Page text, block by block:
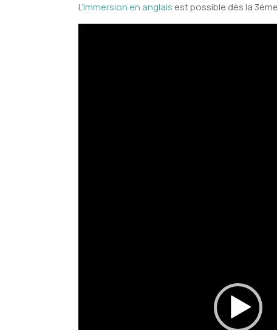
L’immersion en anglais est possible dès la